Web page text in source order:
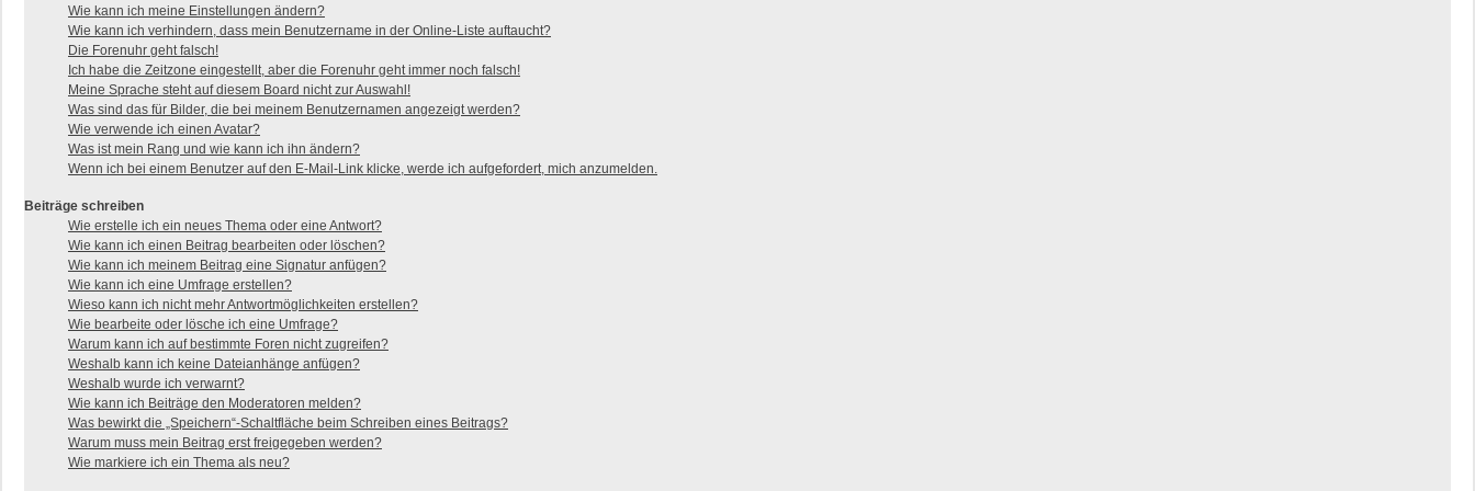
Wie kann ich meine Einstellungen ändern?
Wie kann ich verhindern, dass mein Benutzername in der Online-Liste auftaucht?
Die Forenuhr geht falsch!
Ich habe die Zeitzone eingestellt, aber die Forenuhr geht immer noch falsch!
Meine Sprache steht auf diesem Board nicht zur Auswahl!
Was sind das für Bilder, die bei meinem Benutzernamen angezeigt werden?
Wie verwende ich einen Avatar?
Was ist mein Rang und wie kann ich ihn ändern?
Wenn ich bei einem Benutzer auf den E-Mail-Link klicke, werde ich aufgefordert, mich anzumelden.
Beiträge schreiben
Wie erstelle ich ein neues Thema oder eine Antwort?
Wie kann ich einen Beitrag bearbeiten oder löschen?
Wie kann ich meinem Beitrag eine Signatur anfügen?
Wie kann ich eine Umfrage erstellen?
Wieso kann ich nicht mehr Antwortmöglichkeiten erstellen?
Wie bearbeite oder lösche ich eine Umfrage?
Warum kann ich auf bestimmte Foren nicht zugreifen?
Weshalb kann ich keine Dateianhänge anfügen?
Weshalb wurde ich verwarnt?
Wie kann ich Beiträge den Moderatoren melden?
Was bewirkt die „Speichern“-Schaltfläche beim Schreiben eines Beitrags?
Warum muss mein Beitrag erst freigegeben werden?
Wie markiere ich ein Thema als neu?